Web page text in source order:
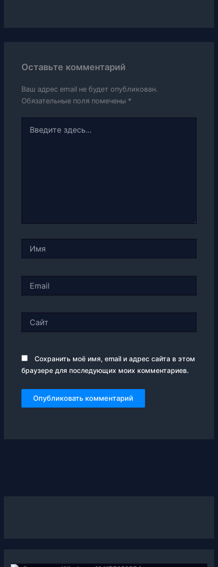
Оставьте комментарий
Ваш адрес email не будет опубликован.
Обязательные поля помечены *
здесь...
Сохранить моё имя, email и адрес сайта в этом
браузере для последующих моих комментариев.